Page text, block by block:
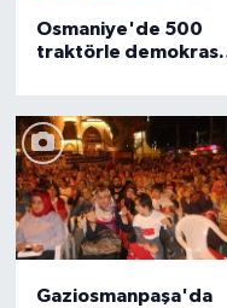
Osmaniye'de 500
traktörle demokrasi
Gaziosmanpaşa'da